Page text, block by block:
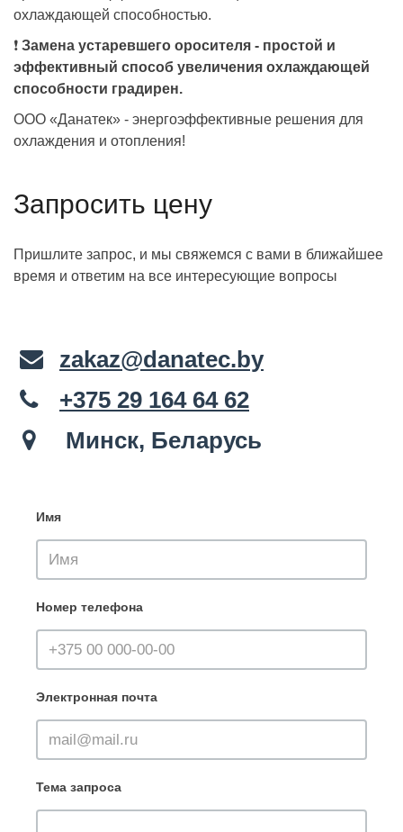
охлаждающей способностью.
❗ Замена устаревшего оросителя - простой и
эффективный способ увеличения охлаждающей
способности градирен.
ООО «Данатек» - энергоэффективные решения для
охлаждения и отопления!
Запросить цену
Пришлите запрос, и мы свяжемся с вами в ближайшее
время и ответим на все интересующие вопросы
zakaz@danatec.by
+375 29 164 64 62
Минск, Беларусь
Имя
Номер телефона
Электронная почта
Тема запроса